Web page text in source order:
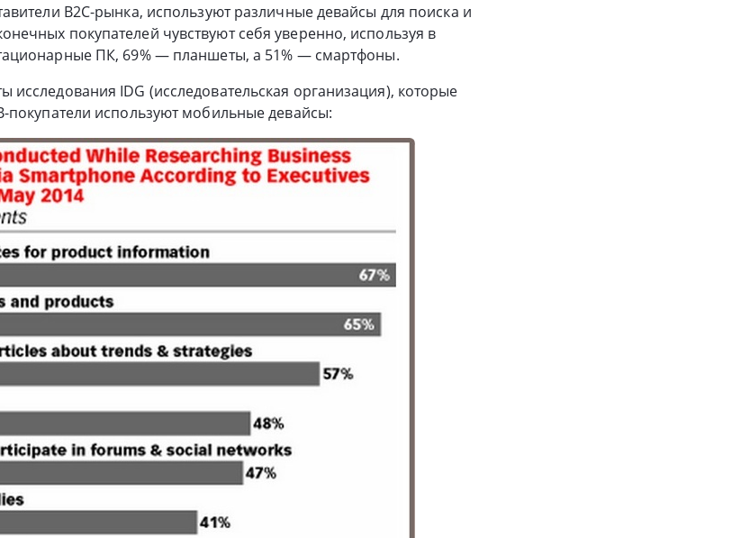
B2C-рынка, используют различные девайсы для поиска и
покупателей чувствуют себя уверенно, используя в
ПК, 69% — планшеты, а 51% — смартфоны.
исследования IDG (исследовательская организация), которые
покупатели используют мобильные девайсы: